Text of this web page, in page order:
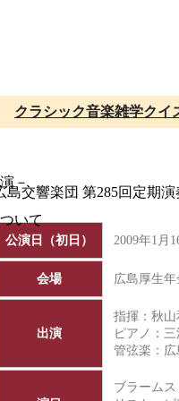
－
いて
クラシック音楽雑学クイ
交響楽団 第285回定期
公演日（初日） 2009年1月
会場 広島厚生
出演
指揮：秋山
ピアノ：
管弦楽：
ブラーム